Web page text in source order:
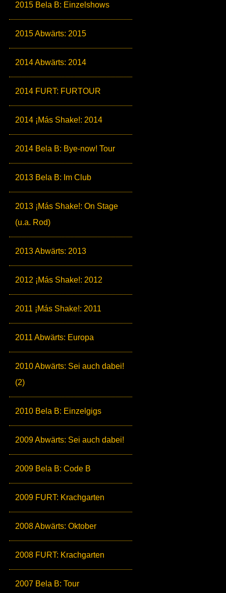
2015 Bela B: Einzelshows
2015 Abwärts: 2015
2014 Abwärts: 2014
2014 FURT: FURTOUR
2014 ¡Más Shake!: 2014
2014 Bela B: Bye-now! Tour
2013 Bela B: Im Club
2013 ¡Más Shake!: On Stage
(u.a. Rod)
2013 Abwärts: 2013
2012 ¡Más Shake!: 2012
2011 ¡Más Shake!: 2011
2011 Abwärts: Europa
2010 Abwärts: Sei auch dabei!
(2)
2010 Bela B: Einzelgigs
2009 Abwärts: Sei auch dabei!
2009 Bela B: Code B
2009 FURT: Krachgarten
2008 Abwärts: Oktober
2008 FURT: Krachgarten
2007 Bela B: Tour